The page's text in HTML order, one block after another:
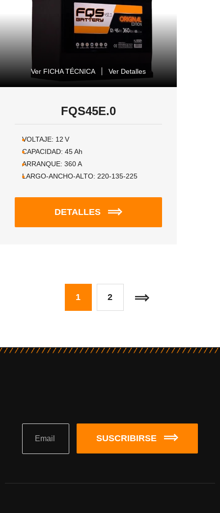
Ver FICHA TÉCNICA Ver Detalles
FQS45E.0
VOLTAJE: 12 V
CAPACIDAD: 45Ah
ARRANQUE: 360A
LARGO-ANCHO-ALTO: 220-135-225
DETALLES
1 2
SUSCRIBIRSE